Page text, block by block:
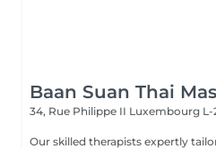
Baan Suan Thai
34, Rue Philippe II Luxembourg L-
Our skilled therapists expertly